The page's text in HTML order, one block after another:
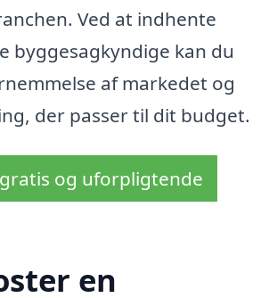
Ved at indhente
byggesagkyndige kan du
af markedet og
der passer til dit budget.
og uforpligtende
en